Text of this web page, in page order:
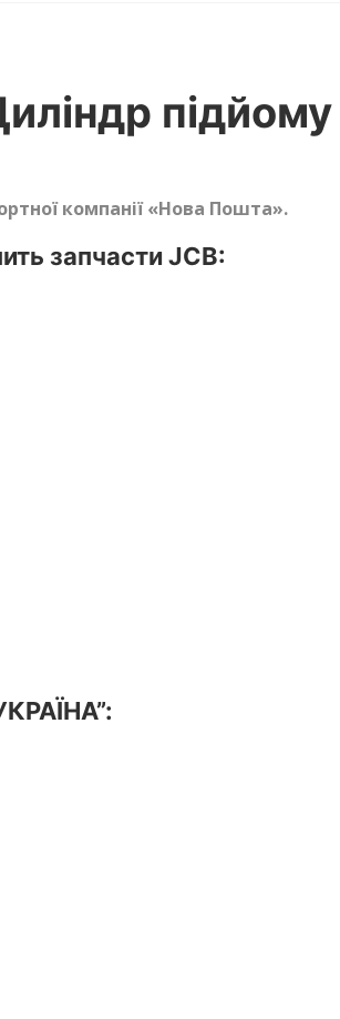
підйому
компанії «Нова Пошта».
запчасти JCB: